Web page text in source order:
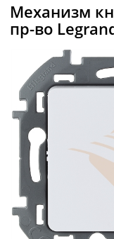
Механизм
пр-во